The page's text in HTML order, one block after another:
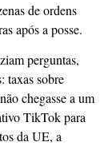
de ordens
após a posse.
perguntas,
taxas sobre
chegasse a um
TikTok para
da UE, a